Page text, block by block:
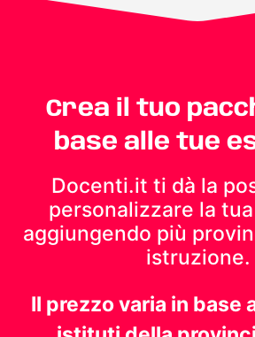
Crea il tuo
base alle tue
Docenti.it ti dà la
personalizzare la
aggiungendo più
istruzione.
Il prezzo varia in base